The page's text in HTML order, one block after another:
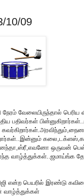
10/09
வேலையிருந்தால் பெரிய
பதிவர்கள்
ஒருவன்
வாழ்த்துக்கள்..ஜமாய்ங்க
என்ற பெயரில் இரண்டு
வாழ்த்துக்கள்